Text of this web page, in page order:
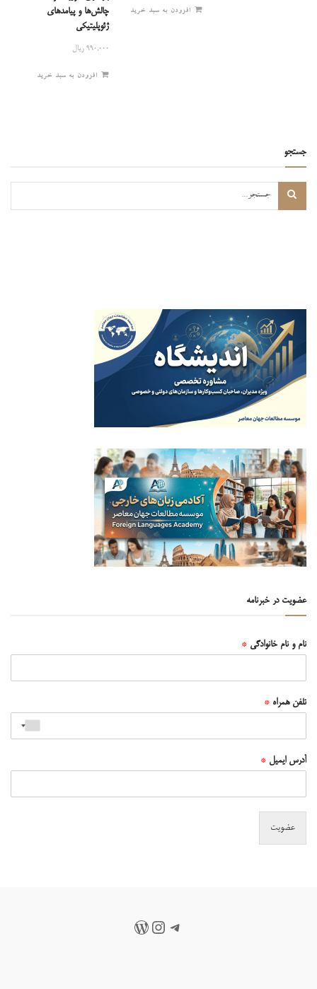
افزودن به سبد خرید
چالش‌ها و پیامدهای
ژئوپلیتیکی
۹۹۰,۰۰۰ ریال
افزودن به سبد خرید
جستجو
عضویت در خبرنامه
نام و نام خانوادگی *
تلفن همراه *
آدرس ایمیل *
عضویت
تلگراماینستاگرم
وردپرس